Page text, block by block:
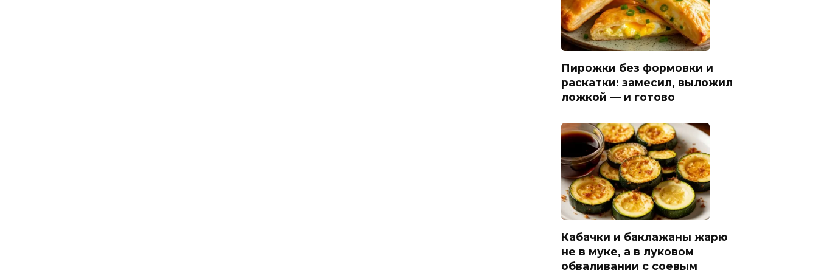
Пирожки без формовки и
раскатки: замесил, выложил
ложкой — и готово
Кабачки и баклажаны жарю
не в муке, а в луковом
обваливании с соевым